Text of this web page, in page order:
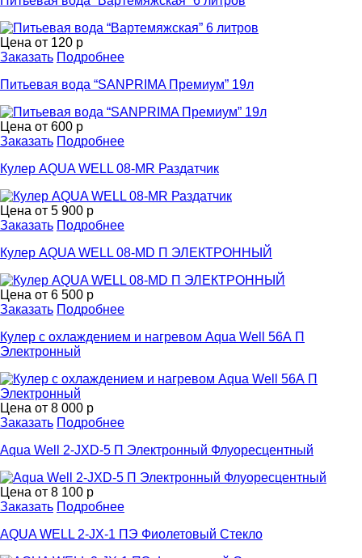
Цена от 120 р
Заказать Подробнее
Питьевая вода “SANPRIMA Премиум” 19л
Цена от 600 р
Заказать Подробнее
Кулер AQUA WELL 08-MR Раздатчик
Цена от 5 900 р
Заказать Подробнее
Кулер AQUA WELL 08-MD П ЭЛЕКТРОННЫЙ
Цена от 6 500 р
Заказать Подробнее
Кулер с охлаждением и нагревом Aqua Well 56А П
Электронный
Цена от 8 000 р
Заказать Подробнее
Aqua Well 2-JXD-5 П Электронный Флуоресцентный
Цена от 8 100 р
Заказать Подробнее
AQUA WELL 2-JX-1 ПЭ Фиолетовый Стекло